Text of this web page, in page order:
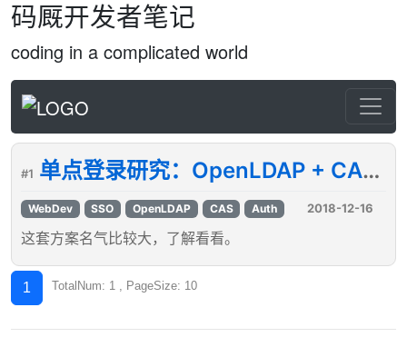
码厩开发者笔记
coding in a complicated world
#1 单点登录研究：OpenLDAP + CAS（1） [编辑中]
WebDev SSO OpenLDAP CAS Auth 2018-12-16
这套方案名气比较大，了解看看。
1 TotalNum: 1 , PageSize: 10